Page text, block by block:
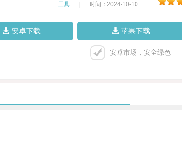
工具 时间：2024-10-10
安卓下载 苹果下载
安卓市场，安全绿色